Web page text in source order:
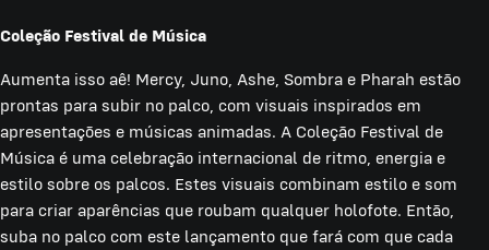
Coleção Festival de Música
Aumenta isso aê! Mercy, Juno, Ashe, Sombra e Pharah estão
prontas para subir no palco, com visuais inspirados em
apresentações e músicas animadas. A Coleção Festival de
Música é uma celebração internacional de ritmo, energia e
estilo sobre os palcos. Estes visuais combinam estilo e som
para criar aparências que roubam qualquer holofote. Então,
suba no palco com este lançamento que fará com que cada